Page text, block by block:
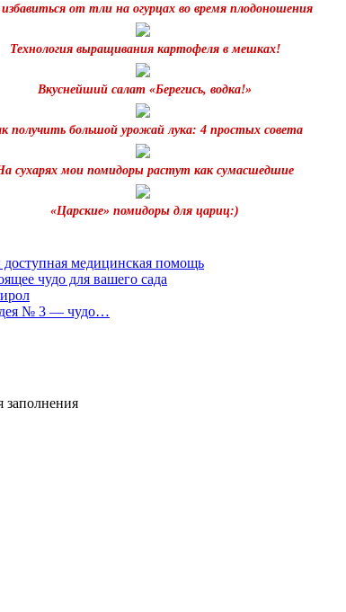
от тли на огурцах во время плодоношения
Технология выращивания картофеля в мешках!
Вкуснейший салат «Берегись, водка!»
получить большой урожай лука: 4 простых совета
сухарях мои помидоры растут как сумасшедшие
«Царские» помидоры для цариц:)
медицинская помощь
чудо для вашего сада
Идея № 3 — чудо…
заполнения